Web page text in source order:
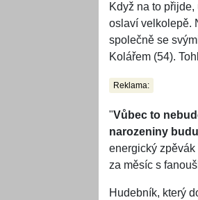
Když na to
oslaví velkolepě.
společně se
Kolářem (54).
Reklama:
"Vůbec to
narozeniny
energický
za měsíc s
Hudebník, který